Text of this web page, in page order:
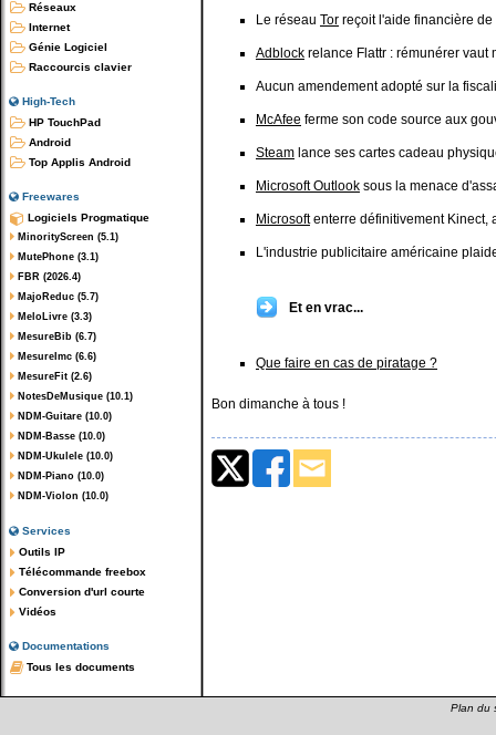
Réseaux
Internet
Génie Logiciel
Raccourcis clavier
High-Tech
HP TouchPad
Android
Top Applis Android
Freewares
Logiciels Progmatique
MinorityScreen (5.1)
MutePhone (3.1)
FBR (2026.4)
MajoReduc (5.7)
MeloLivre (3.3)
MesureBib (6.7)
MesureImc (6.6)
MesureFit (2.6)
NotesDeMusique (10.1)
NDM-Guitare (10.0)
NDM-Basse (10.0)
NDM-Ukulele (10.0)
NDM-Piano (10.0)
NDM-Violon (10.0)
Services
Outils IP
Télécommande freebox
Conversion d'url courte
Vidéos
Documentations
Tous les documents
Le réseau Tor reçoit l'aide financière
Adblock relance Flattr : rémunérer vaut
Aucun amendement adopté sur la
McAfee ferme son code source aux
Steam lance ses cartes cadeau
Microsoft Outlook sous la menace
Microsoftenterre définitivement Kinect,
L'industrie publicitaire américaine
Et en vrac...
Que faire en cas de piratage ?
Bon dimanche à tous !
Plan du